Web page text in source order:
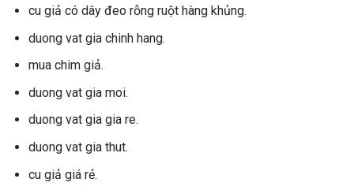
cu giả có dây đeo rỗng ruột hàng khủng.
duong vat gia chinh hang.
mua chim giả.
duong vat gia moi.
duong vat gia gia re.
duong vat gia thut.
cu giả giá rẻ.